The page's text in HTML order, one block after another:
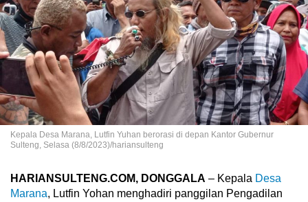
Kepala Desa Marana, Lutfin Yuhan berorasi di depan Kantor Gubernur
Sulteng, Selasa (8/8/2023)/hariansulteng
HARIANSULTENG.COM, DONGGALA – Kepala Desa
Marana, Lutfin Yohan menghadiri panggilan Pengadilan